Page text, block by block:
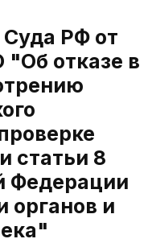
Суда РФ от
"Об отказе в
статьи 8
Федерации
органов и